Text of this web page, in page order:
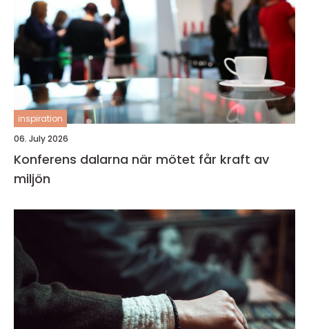
inspiration
06. July 2026
Konferens dalarna när mötet får kraft av
miljön